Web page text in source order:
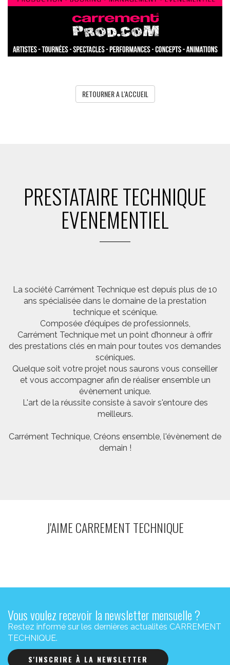
RETOURNER A L'ACCUEIL
PRESTATAIRE TECHNIQUE
EVENEMENTIEL
La société Carrément Technique est depuis plus de 10
ans spécialisée dans le domaine de la prestation
technique et scénique.
Composée d’équipes de professionnels,
Carrément Technique met un point d’honneur à offrir
des prestations clés en main pour toutes vos demandes
scéniques.
Quelque soit votre projet nous saurons vous conseiller
et vous accompagner afin de réaliser ensemble un
évènement unique.
L'art de la réussite consiste à savoir s'entoure des
meilleurs.
Carrément Technique, Créons ensemble, l'évènement de
demain !
J'AIME CARREMENT TECHNIQUE
Vous voulez recevoir la newsletter mensuelle ?
Restez informé sur les dernières actualités CARREMENT
TECHNIQUE.
S'INSCRIRE À LA NEWSLETTER